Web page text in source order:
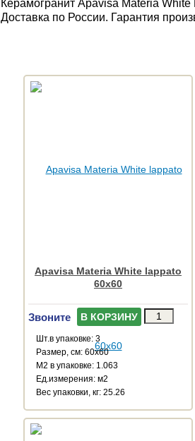
Керамогранит Apavisa Materia
Доставка по России. Гарантия
Apavisa Materia White lappato
60x60
Звоните В КОРЗИНУ
Шт.в упаковке: 3
Размер, см: 60x60
М2 в упаковке: 1.063
Ед.измерения: м2
Веc упаковки, кг: 25.26